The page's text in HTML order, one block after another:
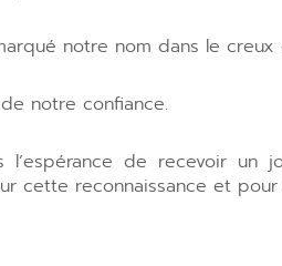
notre nom dans le
notre confiance.
l’espérance de recevoir
cette reconnaissance et